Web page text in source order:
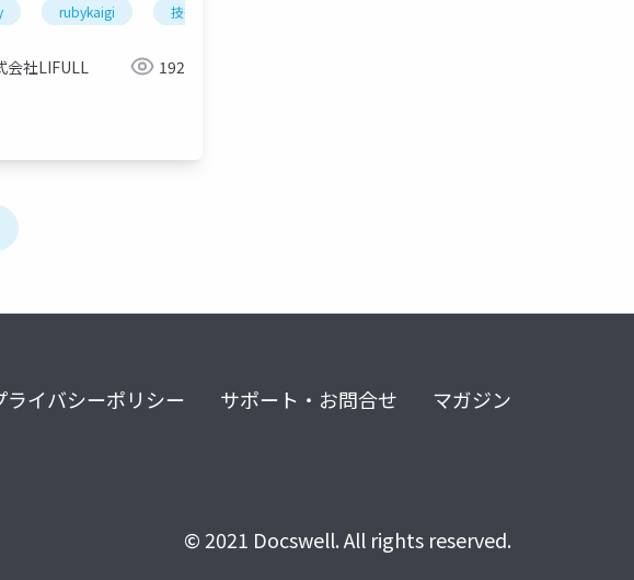
ンジニア アプリ開発
半蔵門 麹町
rubykaigi 技術
会社LIFULL 192
ライバシーポリシー サポート・お問合せ マガジン
© 2021 Docswell. All rights reserved.